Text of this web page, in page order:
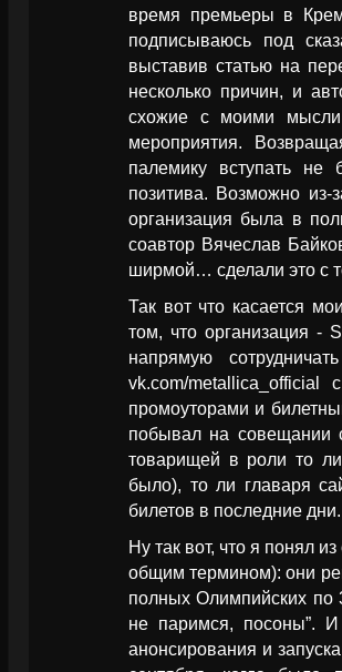
время премьеры в
подписываюсь под
выставив статью на
несколько причин, и
схожие с моими мысли
мероприятия.
палемику вступать
позитива. Возможно
организация была в
соавтор Вячеслав
ширмой… сделали это с
Так вот что касается
том, что организация -
напрямую
vk.com/metallica_official
промоуторами и
побывал на совещании
товарищей в роли то
было), то ли главаря
билетов в последние
Ну так вот, что я понял
общим термином): они
полных Олимпийских по
не паримся, посоны”.
анонсирования и